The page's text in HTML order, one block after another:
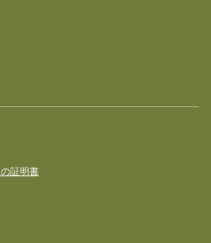
証明書